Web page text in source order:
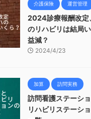
介護保険 運営管理
2024診療報酬改定
のリハビリは結局
益減？
2024/4/23
加算 訪問実務
訪問看護ステーシ
リハビリステーシ